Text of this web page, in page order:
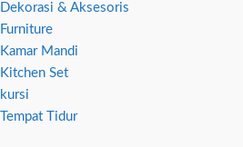
Dekorasi & Aksesoris
Furniture
Kamar Mandi
Kitchen Set
kursi
Tempat Tidur